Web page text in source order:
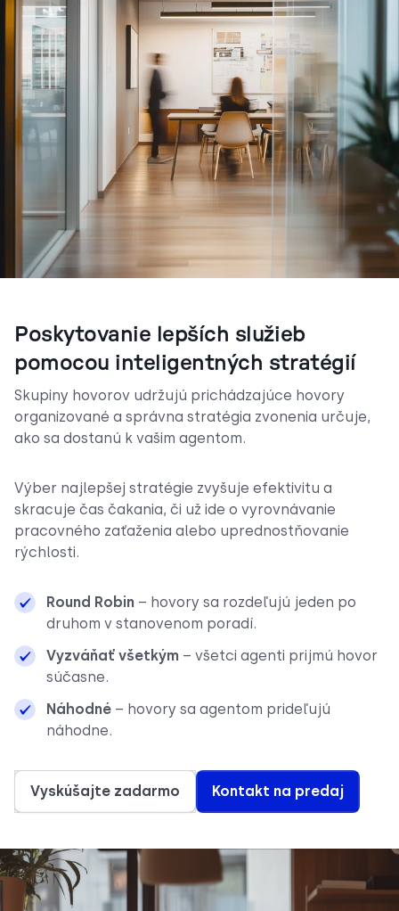
Poskytovanie lepších služieb
pomocou inteligentných stratégií
Skupiny hovorov udržujú prichádzajúce hovory
organizované a správna stratégia zvonenia určuje,
ako sa dostanú k vašim agentom.
Výber najlepšej stratégie zvyšuje efektivitu a
skracuje čas čakania, či už ide o vyrovnávanie
pracovného zaťaženia alebo uprednostňovanie
rýchlosti.
Round Robin – hovory sa rozdeľujú jeden po
druhom v stanovenom poradí.
Vyzváňať všetkým – všetci agenti prijmú hovor
súčasne.
Náhodné – hovory sa agentom prideľujú
náhodne.
Vyskúšajte zadarmo Kontakt na predaj